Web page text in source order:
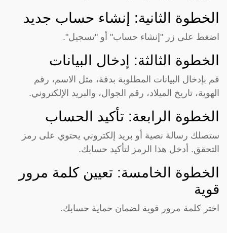
الخطوة الثانية: إنشاء حساب جديد
اضغط على زر "إنشاء حساب" أو "تسجيل".
الخطوة الثالثة: إدخال البيانات
قم بإدخال البيانات المطلوبة بدقة، مثل الاسم، رقم
الهوية، تاريخ الميلاد، رقم الجوال، والبريد الإلكتروني.
الخطوة الرابعة: تأكيد الحساب
ستصلك رسالة نصية أو بريد إلكتروني يحتوي على رمز
التحقق. أدخل هذا الرمز لتأكيد حسابك.
الخطوة الخامسة: تعيين كلمة مرور
قوية
اختر كلمة مرور قوية لضمان حماية حسابك.